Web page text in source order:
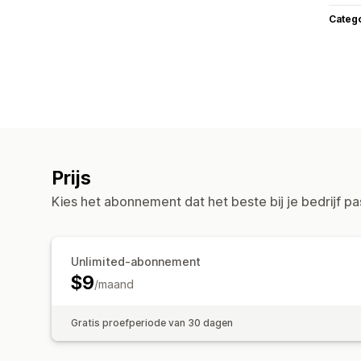
Prijs
Kies het abonnement dat het beste bij je bedrijf
Unlimited-abonnement
$9/maand
Gratis proefperiode van 30 dagen